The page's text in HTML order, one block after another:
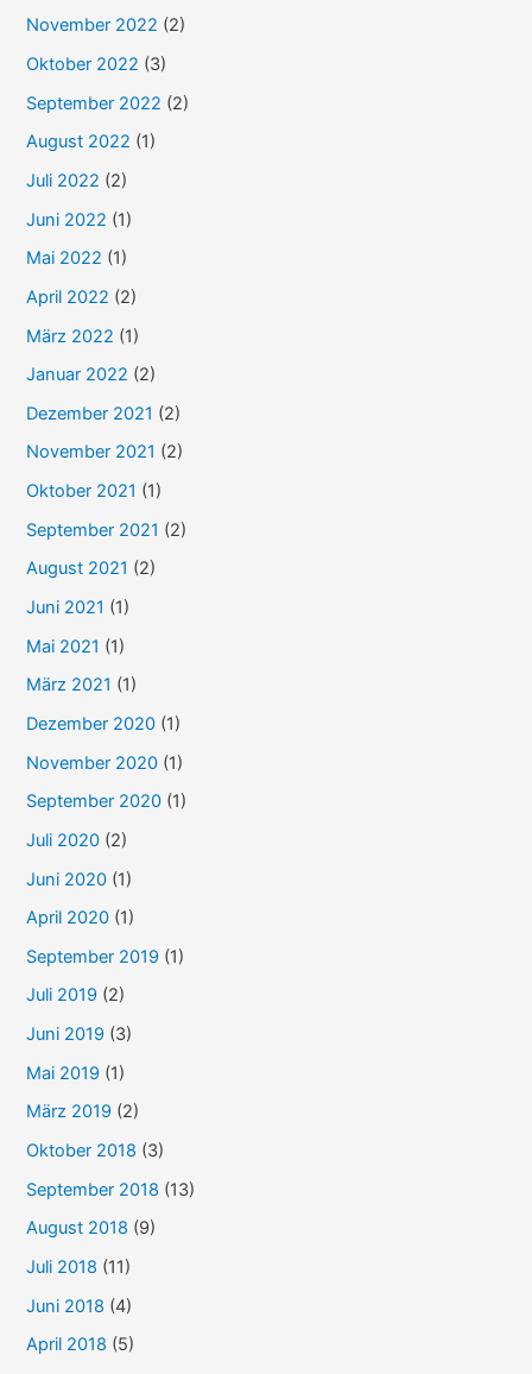
November 2022 (2)
Oktober 2022 (3)
September 2022 (2)
August 2022 (1)
Juli 2022 (2)
Juni 2022 (1)
Mai 2022 (1)
April 2022 (2)
März 2022 (1)
Januar 2022 (2)
Dezember 2021 (2)
November 2021 (2)
Oktober 2021 (1)
September 2021 (2)
August 2021 (2)
Juni 2021 (1)
Mai 2021 (1)
März 2021 (1)
Dezember 2020 (1)
November 2020 (1)
September 2020 (1)
Juli 2020 (2)
Juni 2020 (1)
April 2020 (1)
September 2019 (1)
Juli 2019 (2)
Juni 2019 (3)
Mai 2019 (1)
März 2019 (2)
Oktober 2018 (3)
September 2018 (13)
August 2018 (9)
Juli 2018 (11)
Juni 2018 (4)
April 2018 (5)